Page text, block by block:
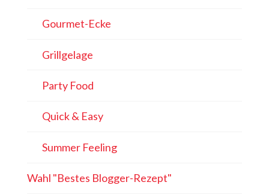
Gourmet-Ecke
Grillgelage
Party Food
Quick & Easy
Summer Feeling
Wahl "Bestes Blogger-Rezept"